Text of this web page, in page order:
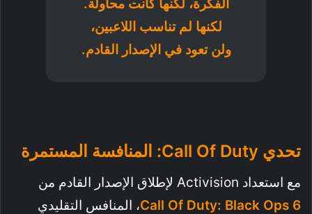
الفكرة، لكنها كانت محاولة.
لكنها لم تناسب اللاعبين،
ولن تعود في الإصدار القادم.
تحدي Call Of Duty: المنافسة المستمرة
مع استعداد Activision لإطلاق الإصدار القادم من
Call Of Duty: Black Ops 6، المنافس التقليدي